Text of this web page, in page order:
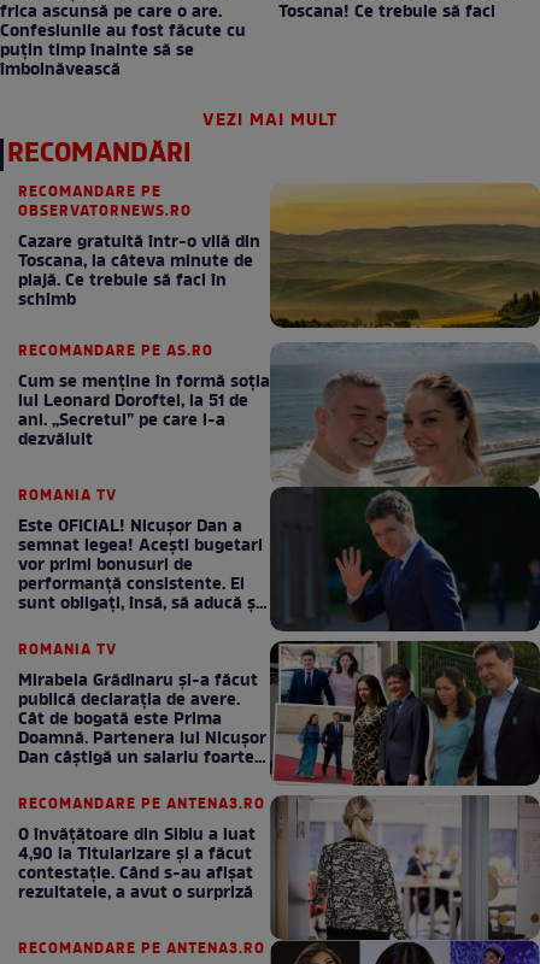
frica ascunsă pe care o are.
Confesiunile au fost făcute cu
puțin timp înainte să se
îmbolnăvească
Toscana! Ce trebuie să faci
VEZI MAI MULT
RECOMANDĂRI
RECOMANDARE PE
OBSERVATORNEWS.RO
Cazare gratuită într-o vilă din
Toscana, la câteva minute de
plajă. Ce trebuie să faci în
schimb
RECOMANDARE PE AS.RO
Cum se menţine în formă soţia
lui Leonard Doroftei, la 51 de
ani. „Secretul” pe care l-a
dezvăluit
ROMANIA TV
Este OFICIAL! Nicușor Dan a
semnat legea! Acești bugetari
vor primi bonusuri de
performanță consistente. Ei
sunt obligați, însă, să aducă și
ROMANIA TV
Mirabela Grădinaru și-a făcut
publică declarația de avere.
Cât de bogată este Prima
Doamnă. Partenera lui Nicușor
Dan câștigă un salariu foarte
RECOMANDARE PE ANTENA3.RO
O învățătoare din Sibiu a luat
4,90 la Titularizare și a făcut
contestație. Când s-au afișat
rezultatele, a avut o surpriză
RECOMANDARE PE ANTENA3.RO